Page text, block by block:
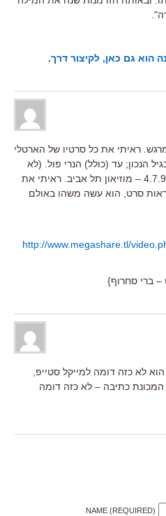
הוא גם כאן, לקיצור דרך.
ראיתי את כל סרטיו של הארטלי
הנכון; עד (כולל) הנרי פול. (לא
אשכח את הצפיה ב 'חובבים' – 4.7.95 – מוזיאון תל אביב. ראיתי את
סרט, הוא עשה משהו באולם
http://www.megashare.tl/
– ברי סחרוף}
לא כזה דומה למייקל סטייפ,
כתיבה – לא כזה דומה
NAME (REQUIRED)